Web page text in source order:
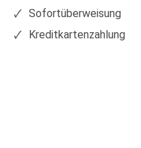
Sofortüberweisung
Kreditkartenzahlung